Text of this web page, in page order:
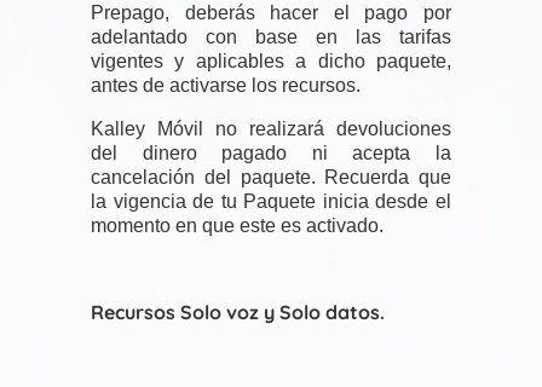
Prepago, deberás hacer el pago por
adelantado con base en las tarifas
vigentes y aplicables a dicho paquete,
antes de activarse los recursos.
Kalley Móvil no realizará devoluciones
del dinero pagado ni acepta la
cancelación del paquete. Recuerda que
la vigencia de tu Paquete inicia desde el
momento en que este es activado.
Recursos Solo voz y Solo datos.